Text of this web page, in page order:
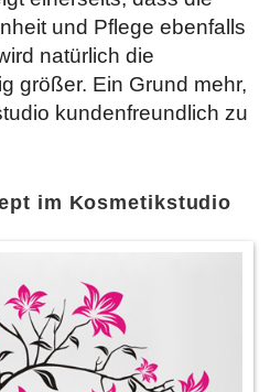
und Pflege ebenfalls
natürlich die
größer. Ein Grund mehr,
kundenfreundlich zu
im Kosmetikstudio